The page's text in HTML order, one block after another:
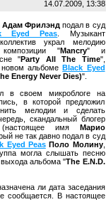
14.07.2009, 13:38
Адам Фрилэнд подал в суд
Eyed Peas . Музыкант
украл мелодию
"Mancry" и
"Party All The Time",
новом альбомеBlack Eyed
Energy Never Dies)".
в своем микроблоге на
в которой предложил
мелодии и сделать
скандальный блогер
имя Марио
не так давно подал в суд
Eyed Peas Поло Молину,
могла слышать песню
выхода альбома "The E.N.D.
ли дата заседания
сообщается. В настоящее